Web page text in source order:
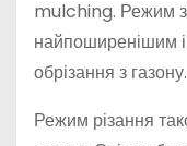
mulching. Режим
найпоширенішим
обрізання з газону.
Режим різання